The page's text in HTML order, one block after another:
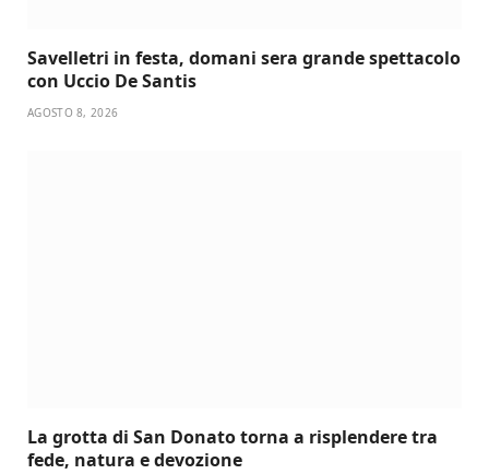
Savelletri in festa, domani sera grande spettacolo
con Uccio De Santis
AGOSTO 8, 2026
La grotta di San Donato torna a risplendere tra
fede, natura e devozione